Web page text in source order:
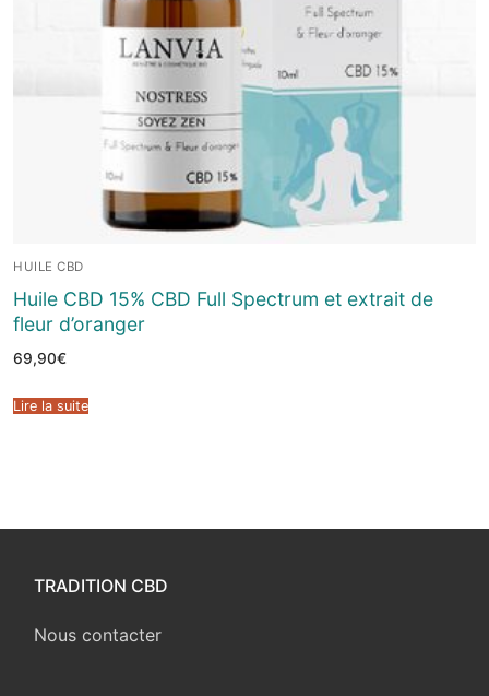
HUILE CBD
Huile CBD 15% CBD Full Spectrum et extrait de
fleur d’oranger
69,90€
Lire la suite
TRADITION CBD
Nous contacter